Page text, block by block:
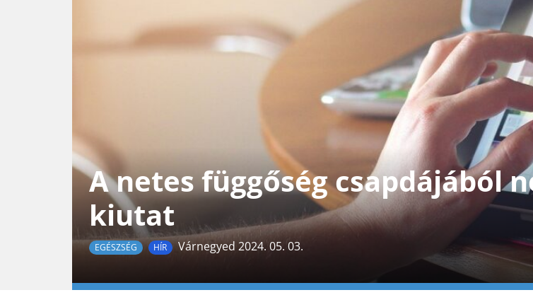
A netes függőség csapdájából
kiutat
EGÉSZSÉG HÍR Várnegyed 2024. 05. 03.